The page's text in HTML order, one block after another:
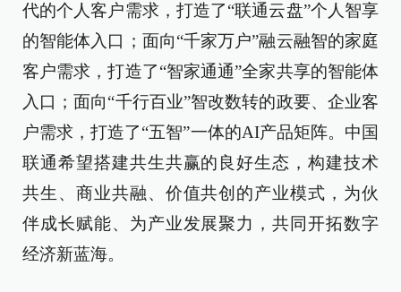
代的个人客户需求，打造了“联通云盘”个人智享
的智能体入口；面向“千家万户”融云融智的家庭
客户需求，打造了“智家通通”全家共享的智能体
入口；面向“千行百业”智改数转的政要、企业客
户需求，打造了“五智”一体的AI产品矩阵。中国
联通希望搭建共生共赢的良好生态，构建技术
共生、商业共融、价值共创的产业模式，为伙
伴成长赋能、为产业发展聚力，共同开拓数字
经济新蓝海。